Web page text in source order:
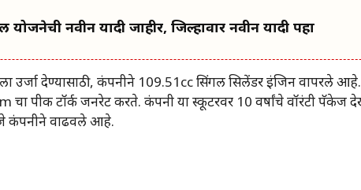
योजनेची नवीन यादी जाहीर, जिल्हावार नवीन यादी पहा
उर्जा देण्यासाठी, कंपनीने 109.51cc सिंगल सिलेंडर इंजिन वापरले
चा पीक टॉर्क जनरेट करते. कंपनी या स्कूटरवर 10 वर्षांचे वॉरंटी पॅकेज
जे कंपनीने वाढवले ​​आहे.